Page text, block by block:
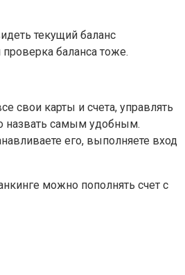
текущий баланс
баланса тоже.
свои карты и счета, управлять
назвать самым удобным.
его, выполняете вход
можно пополнять счет с